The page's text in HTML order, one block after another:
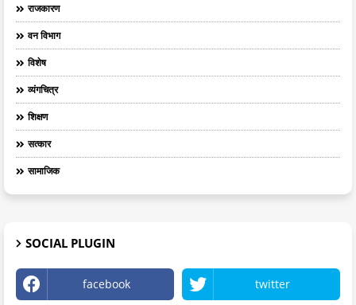
राजकारण
वन विभाग
विशेष
व्यंगचित्र
शिक्षण
सत्कार
सामाजिक
SOCIAL PLUGIN
facebook twitter